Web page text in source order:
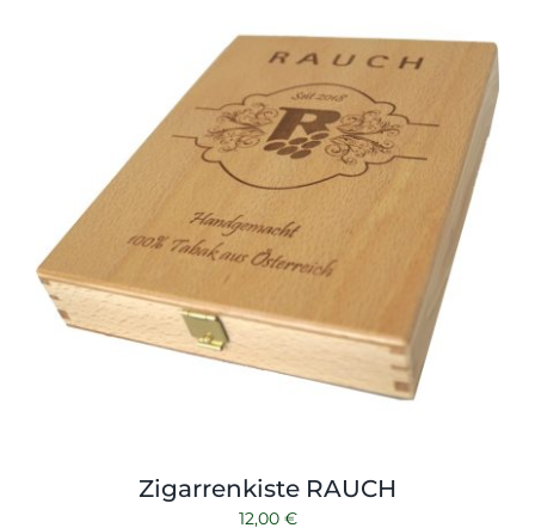
Kontakt
Zigarrenkiste RAUCH
12,00 €